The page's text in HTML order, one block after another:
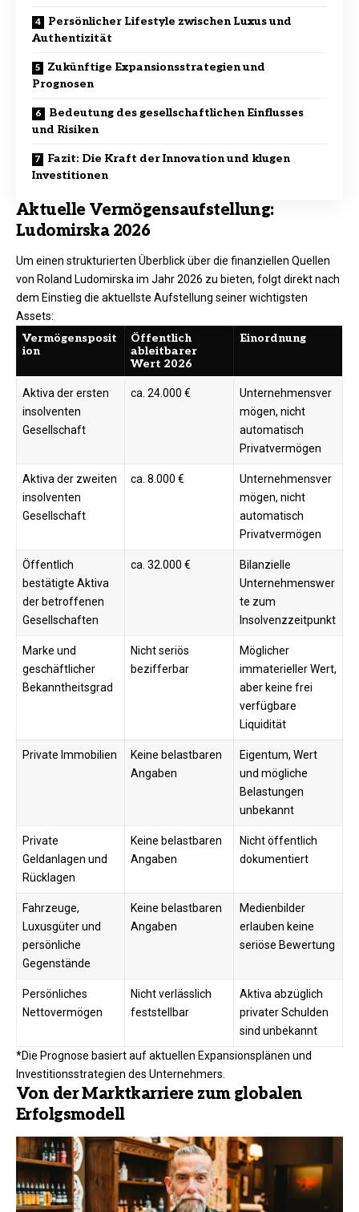
Persönlicher Lifestyle zwischen Luxus und
Authentizität
Zukünftige Expansionsstrategien und
Prognosen
Bedeutung des gesellschaftlichen Einflusses
und Risiken
Fazit: Die Kraft der Innovation und klugen
Investitionen
Aktuelle Vermögensaufstellung:
Ludomirska 2026
Um einen strukturierten Überblick über die finanziellen Quellen
von Roland Ludomirska im Jahr 2026 zu bieten, folgt direkt nach
dem Einstieg die aktuellste Aufstellung seiner wichtigsten
Assets:​
Vermögensposit
ion
Öffentlich
ableitbarer
Wert 2026
Einordnung
Aktiva der ersten
insolventen
Gesellschaft
ca. 24.000 €
Unternehmensver
mögen, nicht
automatisch
Privatvermögen
Aktiva der zweiten
insolventen
Gesellschaft
ca. 8.000 €
Unternehmensver
mögen, nicht
automatisch
Privatvermögen
Öffentlich
bestätigte Aktiva
der betroffenen
Gesellschaften
ca. 32.000 €
Bilanzielle
Unternehmenswer
te zum
Insolvenzzeitpunkt
Marke und
geschäftlicher
Bekanntheitsgrad
Nicht seriös
bezifferbar
Möglicher
immaterieller Wert,
aber keine frei
verfügbare
Liquidität
Private Immobilien
Keine belastbaren
Angaben
Eigentum, Wert
und mögliche
Belastungen
unbekannt
Private
Geldanlagen und
Rücklagen
Keine belastbaren
Angaben
Nicht öffentlich
dokumentiert
Fahrzeuge,
Luxusgüter und
persönliche
Gegenstände
Keine belastbaren
Angaben
Medienbilder
erlauben keine
seriöse Bewertung
Persönliches
Nettovermögen
Nicht verlässlich
feststellbar
Aktiva abzüglich
privater Schulden
sind unbekannt
*Die Prognose basiert auf aktuellen Expansionsplänen und
Investitionsstrategien des Unternehmers.
Von der Marktkarriere zum globalen
Erfolgsmodell